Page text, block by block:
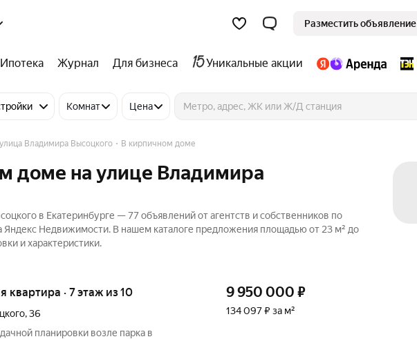
Разместить объявление
Ипотека Журнал Для бизнеса Уникальные акции
Комнат Цена
улица Владимира Высоцкого В кирпичном доме
доме на улице Владимира
в Екатеринбурге — 77 объявлений от агентств и собственников по
Недвижимости. В нашем каталоге предложения площадью от 23 м² до
и характеристики.
квартира · 7 этаж из 10
,36
планировки возле парка в
9 950 000 ₽
134 097 ₽ за м²